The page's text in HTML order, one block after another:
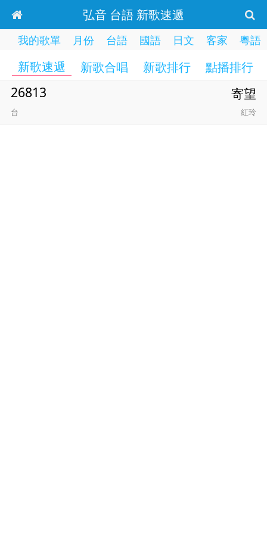
弘音 台語 新歌速遞
我的歌單 月份 台語 國語 日文 客家 粵語
新歌速遞 新歌合唱 新歌排行 點播排行
26813 寄望
台 紅玲